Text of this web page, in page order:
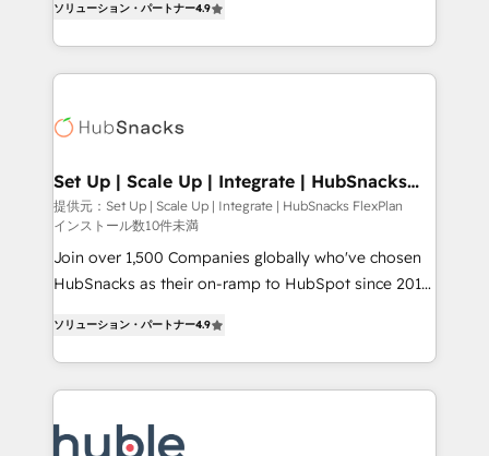
Growth-Driven Design Agency of the Year 🏆2016
Sales Enablement HubSpot Impact Award 🏆2015
HubSpot COS Performance Award 🏆2014 HubSpot
COS Design Award 🏆2013 HubSpot Marketplace
Partner 📆Founded in 1997
developing a new website to lead generation and
digital marketing; we do it all (and with great
results)! In short, our services include: - HubSpot
HubSpot development: websites, custom modules,
marketing, advertising, campaigns, content and
design We connect people, data and technology to
improve customer experiences. With our bright
people, exciting ideas and can-do mentality, we
ensure revenue growth on a daily basis. So tell us
team of 100+ experts is ready for you! Driving digital
growth | www.brightdigital.com
ソリューション・パートナー4.9
Set Up | Scale Up | Integrate | HubSnacks
FlexPlan
提供元：Set Up | Scale Up | Integrate | HubSnacks FlexPlan
インストール数10件未満
Join over 1,500 Companies globally who've chosen
HubSnacks as their on-ramp to HubSpot since 2014
1️⃣ Set Up | Onboarding New or Check-fixing existing
HubSpot portals 2️⃣ Scale Up | 100% HubSpot Task
Execution... Global 24/7 ... All Experts 3️⃣ Integrate |
Slash months from your API Integration project... ⬅️
ソリューション・パートナー4.9